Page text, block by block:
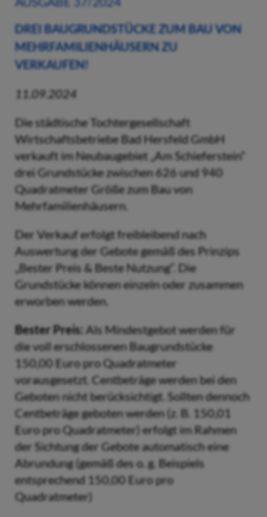
DREI BAUGRUNDSTÜCKE ZUM BAU VON
MEHRFAMILIENHÄUSERN ZU
VERKAUFEN!
11.09.2024
Die städtische Tochtergesellschaft
Wirtschaftsbetriebe Bad Hersfeld GmbH
verkauft im Neubaugebiet „Am Schieferstein“
drei Grundstücke zwischen 626 und 940
Quadratmeter Größe zum Bau von
Mehrfamilienhäusern.
Der Verkauf erfolgt freibleibend nach
Auswertung der Gebote gemäß des Prinzips
„Bester Preis & Beste Nutzung“. Die
Grundstücke können einzeln oder zusammen
erworben werden.
Bester Preis: Als Mindestgebot werden für
die voll erschlossenen Baugrundstücke
150,00 Euro pro Quadratmeter
vorausgesetzt. Centbeträge werden bei den
Geboten nicht berücksichtigt. Sollten dennoch
Centbeträge geboten werden (z. B. 150,01
Euro pro Quadratmeter) erfolgt im Rahmen
der Sichtung der Gebote automatisch eine
Abrundung (gemäß des o. g. Beispiels
entsprechend 150,00 Euro pro
Quadratmeter)